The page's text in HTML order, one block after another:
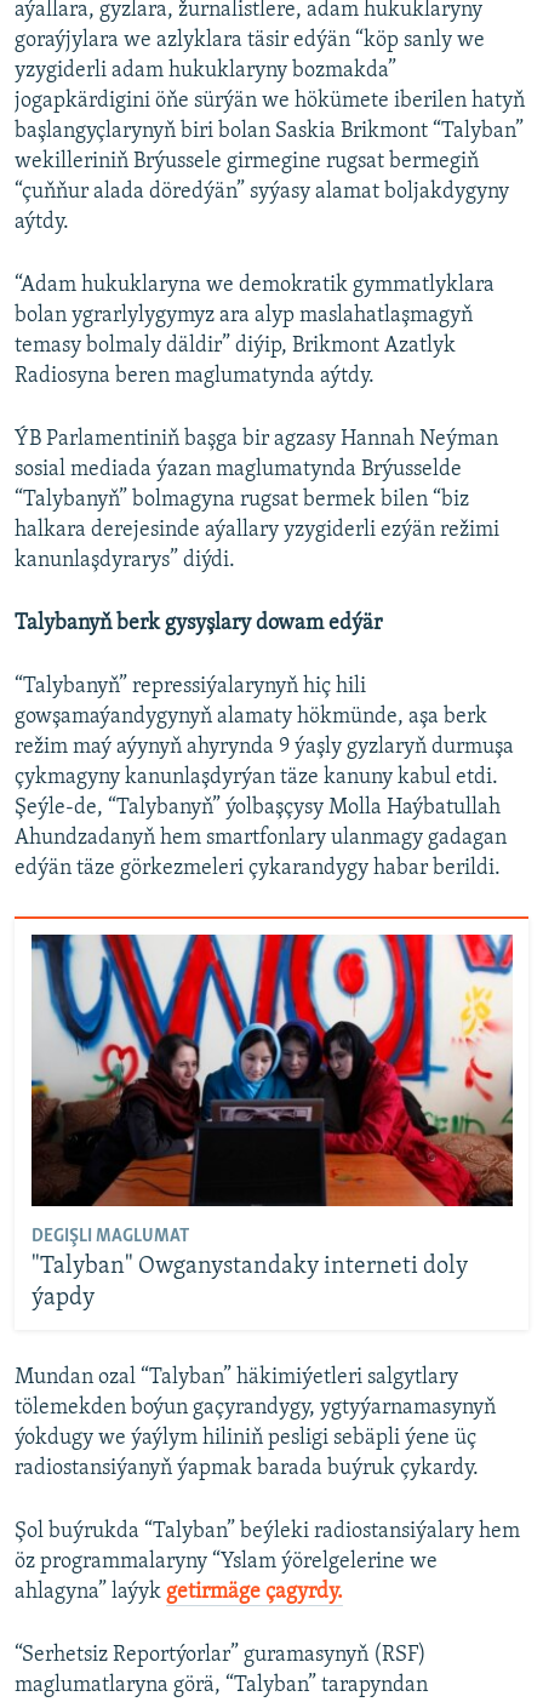
aýallara, gyzlara, žurnalistlere, adam hukuklaryny
goraýjylara we azlyklara täsir edýän “köp sanly we
yzygiderli adam hukuklaryny bozmakda”
jogapkärdigini öňe sürýän we hökümete iberilen hatyň
başlangyçlarynyň biri bolan Saskia Brikmont “Talyban”
wekilleriniň Brýussele girmegine rugsat bermegiň
“çuňňur alada döredýän” syýasy alamat boljakdygyny
aýtdy.
“Adam hukuklaryna we demokratik gymmatlyklara
bolan ygrarlylygymyz ara alyp maslahatlaşmagyň
temasy bolmaly däldir” diýip, Brikmont Azatlyk
Radiosyna beren maglumatynda aýtdy.
ÝB Parlamentiniň başga bir agzasy Hannah Neýman
sosial mediada ýazan maglumatynda Brýusselde
“Talybanyň” bolmagyna rugsat bermek bilen “biz
halkara derejesinde aýallary yzygiderli ezýän režimi
kanunlaşdyrarys” diýdi.
Talybanyň berk gysyşlary dowam edýär
“Talybanyň” repressiýalarynyň hiç hili
gowşamaýandygynyň alamaty hökmünde, aşa berk
režim maý aýynyň ahyrynda 9 ýaşly gyzlaryň durmuşa
çykmagyny kanunlaşdyrýan täze kanuny kabul etdi.
Şeýle-de, “Talybanyň” ýolbaşçysy Molla Haýbatullah
Ahundzadanyň hem smartfonlary ulanmagy gadagan
edýän täze görkezmeleri çykarandygy habar berildi.
DEGIŞLI MAGLUMAT
"Talyban" Owganystandaky interneti doly
ýapdy
Mundan ozal “Talyban” häkimiýetleri salgytlary
tölemekden boýun gaçyrandygy, ygtyýarnamasynyň
ýokdugy we ýaýlym hiliniň pesligi sebäpli ýene üç
radiostansiýanyň ýapmak barada buýruk çykardy.
Şol buýrukda “Talyban” beýleki radiostansiýalary hem
öz programmalaryny “Yslam ýörelgelerine we
ahlagyna” laýyk getirmäge çagyrdy.
“Serhetsiz Reportýorlar” guramasynyň (RSF)
maglumatlaryna görä, “Talyban” tarapyndan